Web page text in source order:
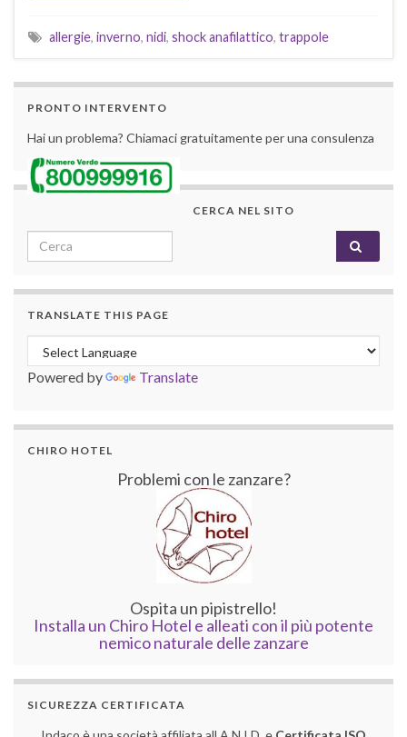
allergie, inverno, nidi, shock anafilattico, trappole
PRONTO INTERVENTO
Hai un problema? Chiamaci gratuitamente per una consulenza
CERCA NEL SITO
Search for:
TRANSLATE THIS PAGE
Powered by Translate
CHIRO HOTEL
Problemi con le zanzare?
Ospita un pipistrello!
Installa un Chiro Hotel e alleati con il più potente
nemico naturale delle zanzare
SICUREZZA CERTIFICATA